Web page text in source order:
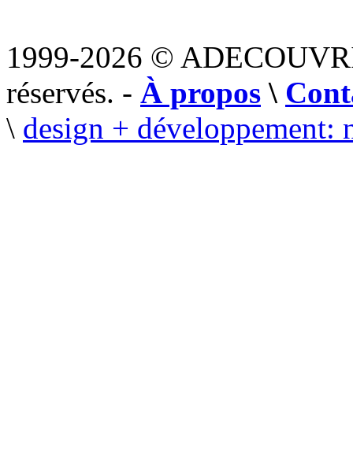
1999-2026 ©
réservés. - À propos \
\ design + développement: